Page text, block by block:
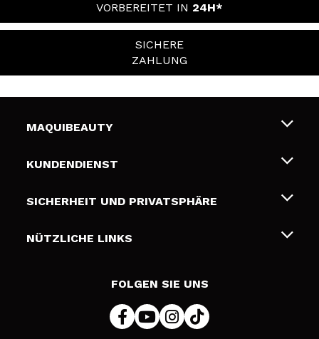
VORBEREITET IN 24H*
SICHERE
ZAHLUNG
MAQUIBEAUTY
Über uns
Geschenkkarten
KUNDENDIENST
Liefer- und Versandkosten
Zahlung
SICHERHEIT UND PRIVATSPHÄRE
Bedingungen und Datenschutz
NÜTZLICHE LINKS
FOLGEN SIE UNS